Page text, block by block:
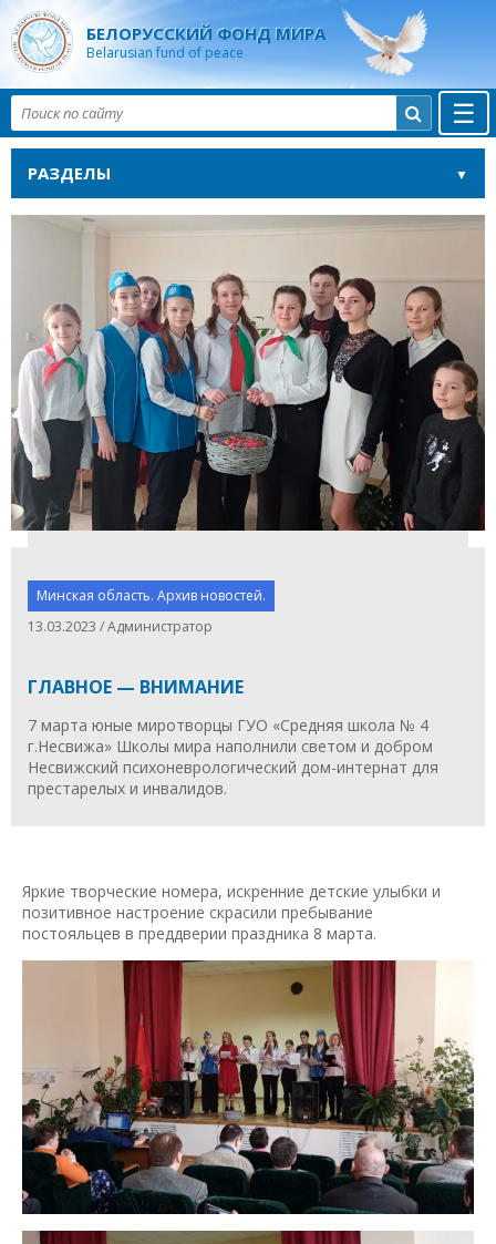
БЕЛОРУССКИЙ ФОНД МИРА
Belarusian fund of peace
☰

РАЗДЕЛЫ
Минская область. Архив новостей.
13.03.2023 / Администратор
ГЛАВНОЕ — ВНИМАНИЕ
7 марта юные миротворцы ГУО «Средняя школа № 4
г.Несвижа» Школы мира наполнили светом и добром
Несвижский психоневрологический дом-интернат для
престарелых и инвалидов.
Яркие творческие номера, искренние детские улыбки и
позитивное настроение скрасили пребывание
постояльцев в преддверии праздника 8 марта.